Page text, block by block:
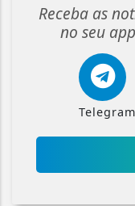
Receba as
no seu
Telegram